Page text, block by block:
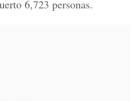
6,723 personas.